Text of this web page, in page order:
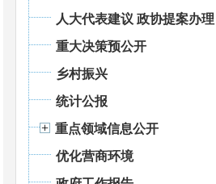
人大代表建议 政协提案办理
重大决策预公开
乡村振兴
统计公报
重点领域信息公开
优化营商环境